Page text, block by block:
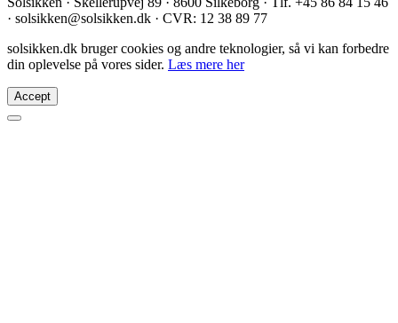
· solsikken@solsikken.dk · CVR: 12 38 89 77
solsikken.dk bruger cookies og andre teknologier, så vi kan forbedre
din oplevelse på vores sider. Læs mere her
Accept